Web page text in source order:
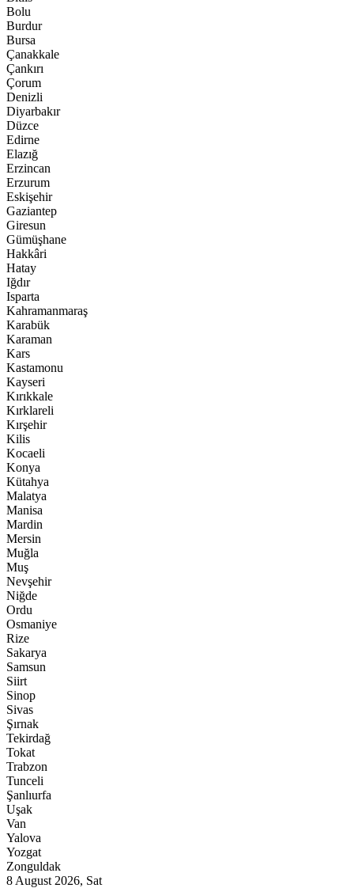
Bolu
Burdur
Bursa
Çanakkale
Çankırı
Çorum
Denizli
Diyarbakır
Düzce
Edirne
Elazığ
Erzincan
Erzurum
Eskişehir
Gaziantep
Giresun
Gümüşhane
Hakkâri
Hatay
Iğdır
Isparta
Kahramanmaraş
Karabük
Karaman
Kars
Kastamonu
Kayseri
Kırıkkale
Kırklareli
Kırşehir
Kilis
Kocaeli
Konya
Kütahya
Malatya
Manisa
Mardin
Mersin
Muğla
Muş
Nevşehir
Niğde
Ordu
Osmaniye
Rize
Sakarya
Samsun
Siirt
Sinop
Sivas
Şırnak
Tekirdağ
Tokat
Trabzon
Tunceli
Şanlıurfa
Uşak
Van
Yalova
Yozgat
Zonguldak
8 August 2026, Sat